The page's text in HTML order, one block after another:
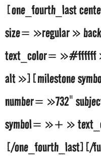
[one_fourth_last
size= »regular »
text_color= »#ffffff
alt »][milestone
number= »732″
symbol= »+ »
[/one_fourth_last][/